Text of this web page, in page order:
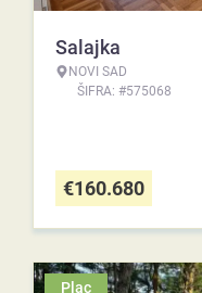
Salajka
NOVI SAD
ŠIFRA: #575068
€160.680
Plac